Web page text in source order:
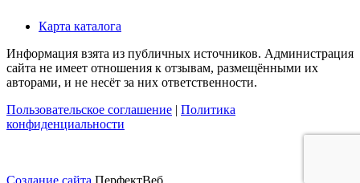
Карта каталога
Информация взята из публичных источников. Администрация
сайта не имеет отношения к отзывам, размещёнными их
авторами, и не несёт за них ответственности.
Пользовательское соглашение
Политика
конфиденциальности